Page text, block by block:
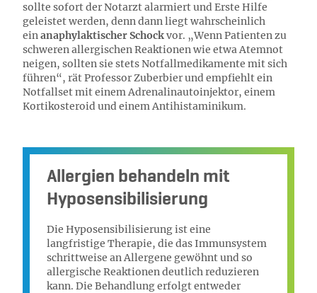
sollte sofort der Notarzt alarmiert und Erste Hilfe
geleistet werden, denn dann liegt wahrscheinlich
einanaphylaktischer Schockvor. „Wenn Patienten zu
schweren allergischen Reaktionen wie etwa Atemnot
neigen, sollten sie stets Notfallmedikamente mit sich
führen“, rät Professor Zuberbier und empfiehlt ein
Notfallset mit einem Adrenalinautoinjektor, einem
Kortikosteroid und einem Antihistaminikum.
Allergien behandeln mit
Hyposensibilisierung
Die Hyposensibilisierung ist eine
langfristige Therapie, die das Immunsystem
schrittweise an Allergene gewöhnt und so
allergische Reaktionen deutlich reduzieren
kann. Die Behandlung erfolgt entweder